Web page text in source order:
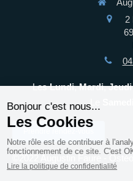
2
LesLundi,Mardi,Jeudi
©2022 Augustin Faure -